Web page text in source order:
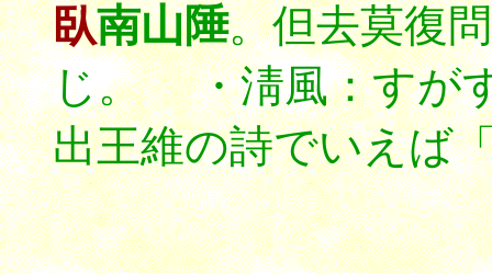
臥南山陲。但去莫復
じ。 ・淸風：すが
出王維の詩でいえば